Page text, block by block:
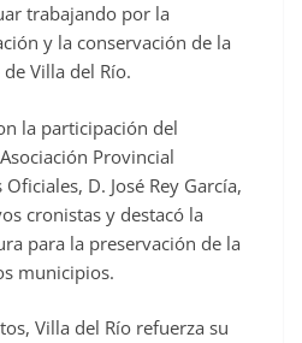
trabajando por la
y la conservación de la
Villa del Río.
la participación del
Provincial
D. José Rey García,
cronistas y destacó la
para la preservación de la
municipios.
Villa del Río refuerza su